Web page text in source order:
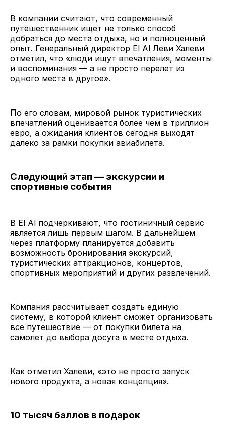
В компании считают, что современный
путешественник ищет не только способ
добраться до места отдыха, но и полноценный
опыт. Генеральный директор El Al Леви Халеви
отметил, что «люди ищут впечатления, моменты
и воспоминания — а не просто перелет из
одного места в другое».
По его словам, мировой рынок туристических
впечатлений оценивается более чем в триллион
евро, а ожидания клиентов сегодня выходят
далеко за рамки покупки авиабилета.
Следующий этап — экскурсии и
спортивные события
В El Al подчеркивают, что гостиничный сервис
является лишь первым шагом. В дальнейшем
через платформу планируется добавить
возможность бронирования экскурсий,
туристических аттракционов, концертов,
спортивных мероприятий и других развлечений.
Компания рассчитывает создать единую
систему, в которой клиент сможет организовать
все путешествие — от покупки билета на
самолет до выбора досуга в месте отдыха.
Как отметил Халеви, «это не просто запуск
нового продукта, а новая концепция».
10 тысяч баллов в подарок